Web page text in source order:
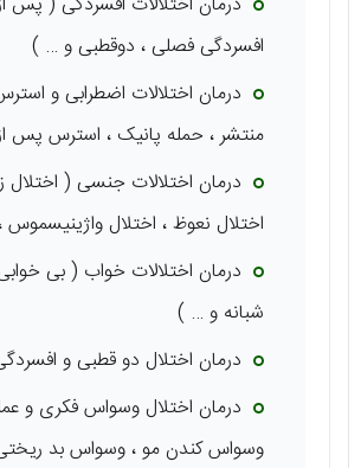
افسردگی فصلی ، دوقطبی و … )
درمان اختلالات اضطرابی و
منتشر ، حمله پانیک ، استرس پس
درمان اختلالات جنسی ( اختلال
اختلال نعوظ ، اختلال
درمان اختلالات خواب ( بی
شبانه و … )
درمان اختلال دو قطبی و
درمان اختلال وسواس فکری و
وسواس کندن مو ، وسواس بد